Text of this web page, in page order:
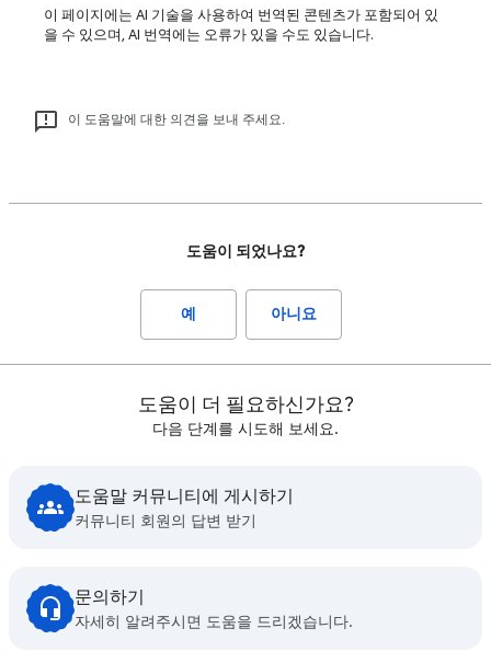
이 페이지에는 AI 기술을 사용하여 번역된 콘텐츠가 포함되어 있
을 수 있으며, AI 번역에는 오류가 있을 수도 있습니다.
이 도움말에 대한 의견을 보내 주세요.
도움이 되었나요?
예 아니요
도움이 더 필요하신가요?
다음 단계를 시도해 보세요.
도움말 커뮤니티에 게시하기
커뮤니티 회원의 답변 받기
문의하기
자세히 알려주시면 도움을 드리겠습니다.